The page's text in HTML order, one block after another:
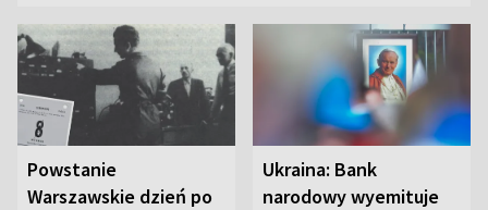
Powstanie
Warszawskie dzień po
Ukraina: Bank
narodowy wyemituje